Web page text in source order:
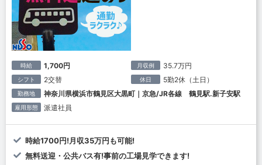
時給 1,700円 月収例 35.7万円
シフト 2交替 休日 5勤2休（土日）
勤務地 神奈川県横浜市鶴見区大黒町｜京急/JR各線 鶴見駅.新子安駅
雇用形態 派遣社員
時給1700円!月収35万円も可能!
無料送迎・公共バス有!事前の工場見学できます!